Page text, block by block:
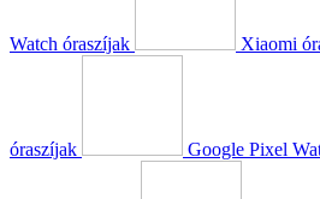
Watch óraszíjak Xiaomi
óraszíjak Google Pixel